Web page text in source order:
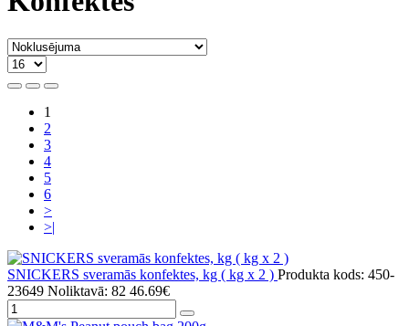
1
2
3
4
5
6
>
>|
SNICKERS sveramās konfektes, kg ( kg x 2 ) Produkta kods: 450-
23649 Noliktavā: 82 46.69€